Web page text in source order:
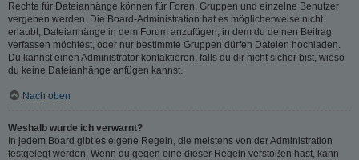
Rechte für Dateianhänge können für Foren, Gruppen und einzelne Benutzer
vergeben werden. Die Board-Administration hat es möglicherweise nicht
erlaubt, Dateianhänge in dem Forum anzufügen, in dem du deinen Beitrag
verfassen möchtest, oder nur bestimmte Gruppen dürfen Dateien hochladen.
Du kannst einen Administrator kontaktieren, falls du dir nicht sicher bist, wieso
du keine Dateianhänge anfügen kannst.
Nach oben
Weshalb wurde ich verwarnt?
In jedem Board gibt es eigene Regeln, die meistens von der Administration
festgelegt werden. Wenn du gegen eine dieser Regeln verstoßen hast, kann